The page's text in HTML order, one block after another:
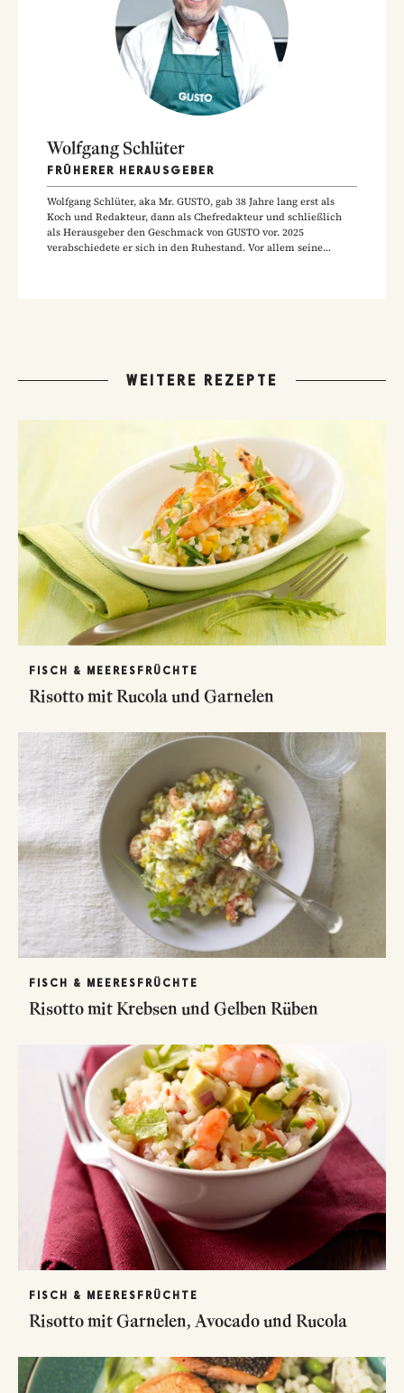
Wolfgang Schlüter
FRÜHERER HERAUSGEBER
Wolfgang Schlüter, aka Mr. GUSTO, gab 38 Jahre lang erst als
Koch und Redakteur, dann als Chefredakteur und schließlich
als Herausgeber den Geschmack von GUSTO vor. 2025
verabschiedete er sich in den Ruhestand. Vor allem seine
WEITERE REZEPTE
FISCH & MEERESFRÜCHTE
Risotto mit Rucola und Garnelen
FISCH & MEERESFRÜCHTE
Risotto mit Krebsen und Gelben Rüben
FISCH & MEERESFRÜCHTE
Risotto mit Garnelen, Avocado und Rucola